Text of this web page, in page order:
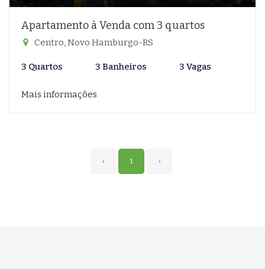
Apartamento à Venda com 3 quartos
Centro, Novo Hamburgo-RS
3 Quartos 3 Banheiros 3 Vagas
Mais informações
‹ 1 ›